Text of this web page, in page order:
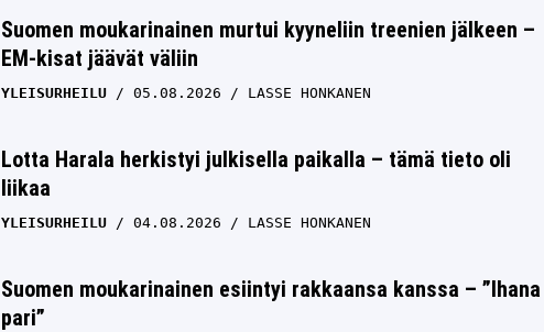
Suomen moukarinainen murtui kyyneliin treenien jälkeen –
EM-kisat jäävät väliin
YLEISURHEILU 05.08.2026 LASSE HONKANEN
Lotta Harala herkistyi julkisella paikalla – tämä tieto oli
liikaa
YLEISURHEILU 04.08.2026 LASSE HONKANEN
Suomen moukarinainen esiintyi rakkaansa kanssa – ”Ihana
pari”